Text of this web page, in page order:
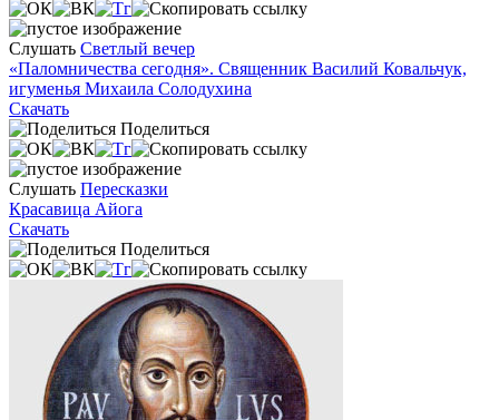
Слушать Светлый вечер
«Паломничества сегодня». Священник Василий Ковальчук,
игуменья Михаила Солодухина
Скачать
Поделиться
Слушать Пересказки
Красавица Айога
Скачать
Поделиться